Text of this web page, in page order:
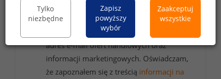
sp. k. w celu otrzymywania bezpłatnego
newsletter’a portalu wynagrodzenia.pl.
Wyrażam zgodę na przesyłanie na podany
adres e-mail ofert handlowych oraz
informacji marketingowych. Oświadczam,
że zapoznałem się z treścią informacji na
Tylko
niezbędne
Zapisz
powyższy
wybór
Zaakceptuj
wszystkie